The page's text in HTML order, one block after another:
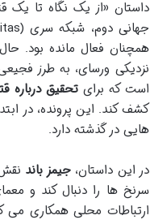
داستان «از یک نگاه تا یک
است که برای تحقیق درباره
کشف کند. این پرونده، در
هایی در گذشته دارد.
در این داستان، جیمز باند
سرنخ ها را دنبال کند و
ارتباطات محلی همکاری می